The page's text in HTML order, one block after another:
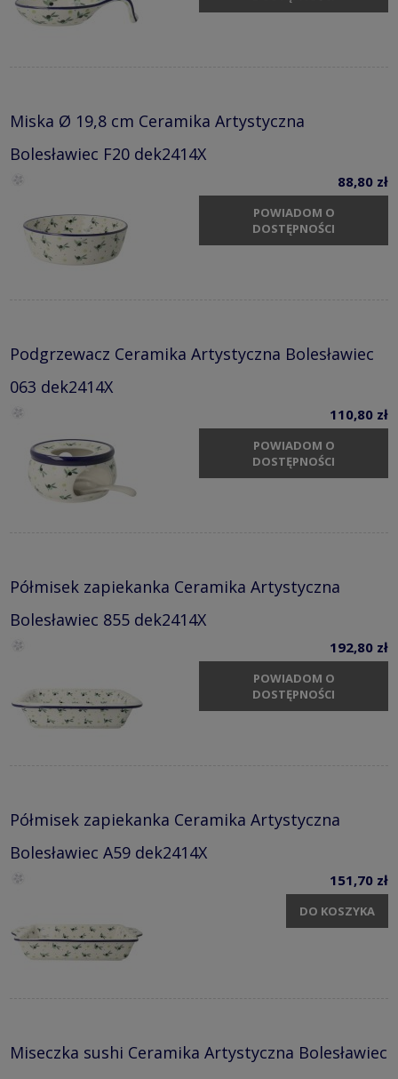
Miska Ø 19,8 cm Ceramika Artystyczna
Bolesławiec F20 dek2414X
88,80 zł
POWIADOM O
DOSTĘPNOŚCI
Podgrzewacz Ceramika Artystyczna Bolesławiec
063 dek2414X
110,80 zł
POWIADOM O
DOSTĘPNOŚCI
Półmisek zapiekanka Ceramika Artystyczna
Bolesławiec 855 dek2414X
192,80 zł
POWIADOM O
DOSTĘPNOŚCI
Półmisek zapiekanka Ceramika Artystyczna
Bolesławiec A59 dek2414X
151,70 zł
DO KOSZYKA
Miseczka sushi Ceramika Artystyczna Bolesławiec